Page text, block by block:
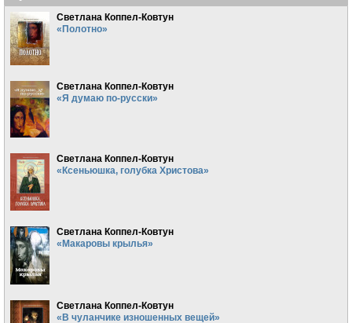
Светлана Коппел-Ковтун
«Полотно»
Светлана Коппел-Ковтун
«Я думаю по-русски»
Светлана Коппел-Ковтун
«Ксеньюшка, голубка Христова»
Светлана Коппел-Ковтун
«Макаровы крылья»
Светлана Коппел-Ковтун
«В чуланчике изношенных вещей»